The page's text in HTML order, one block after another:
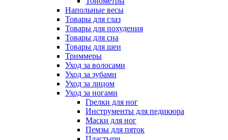
Напольные весы
Товары для глаз
Товары для похудения
Товары для сна
Товары для шеи
Триммеры
Уход за волосами
Уход за зубами
Уход за лицом
Уход за ногами
Грелки для ног
Инструменты для педикюра
Маски для ног
Пемзы для пяток